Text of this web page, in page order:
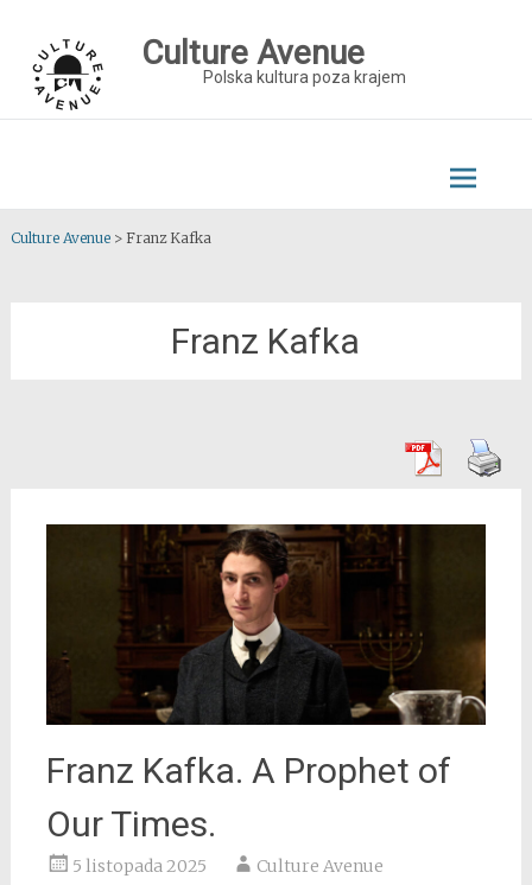
content
Culture Avenue
Polska kultura poza krajem
Culture Avenue> Franz Kafka
Franz Kafka
Franz Kafka. A Prophet of
Our Times.
5 listopada 2025 Culture Avenue